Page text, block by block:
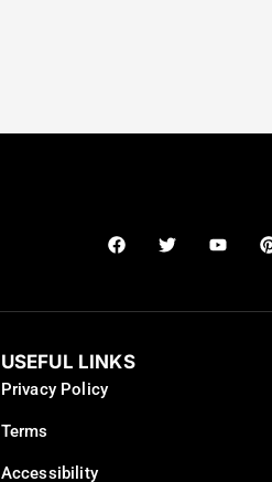
USEFUL LINKS
Privacy Policy
Terms
Accessibility